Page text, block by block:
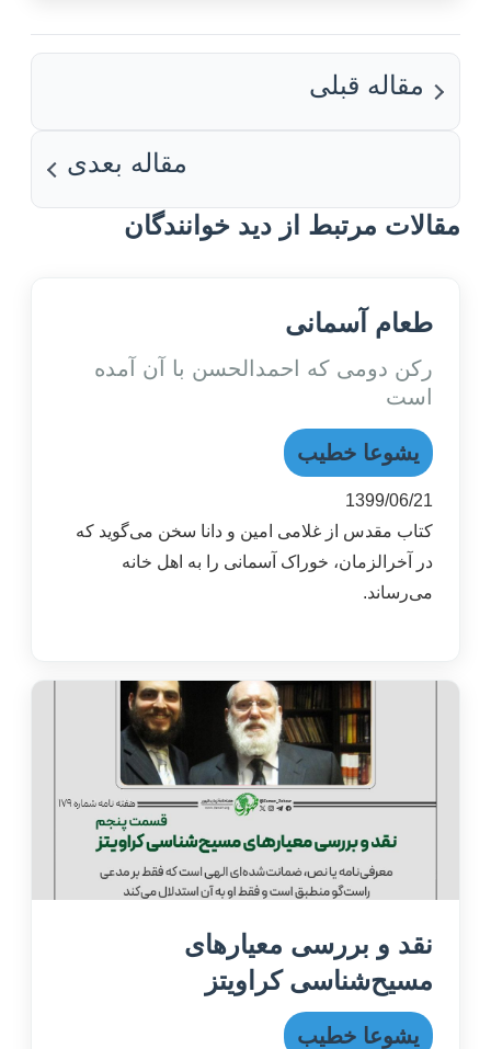
مقاله قبلی
مقاله بعدی
مقالات مرتبط از دید خوانندگان
طعام آسمانی
رکن دومی که احمد‌الحسن با آن آمده
است
یشوعا خطیب
1399/06/21
کتاب مقدس از غلامی امین و دانا سخن می‌گوید که
در آخرالزمان، خوراک آسمانی را به اهل خانه
می‌رساند.
نقد و بررسی معیارهای
مسیح‌‌شناسی کراویتز
یشوعا خطیب